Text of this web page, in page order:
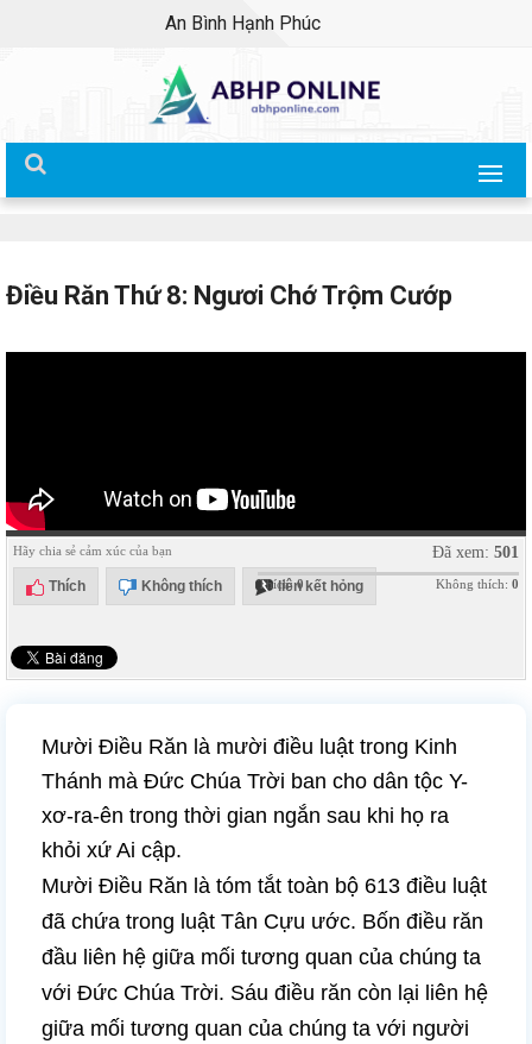
An Bình Hạnh Phúc
Điều Răn Thứ 8: Ngươi Chớ Trộm Cướp
Hãy chia sẻ cảm xúc của bạn
Thích Không thích liên kết hỏng
Đã xem: 501
Thích:0 Không thích: 0
Mười Điều Răn là mười điều luật trong Kinh
Thánh mà Đức Chúa Trời ban cho dân tộc Y-
xơ-ra-ên trong thời gian ngắn sau khi họ ra
khỏi xứ Ai cập.
Mười Điều Răn là tóm tắt toàn bộ 613 điều luật
đã chứa trong luật Tân Cựu ước. Bốn điều răn
đầu liên hệ giữa mối tương quan của chúng ta
với Đức Chúa Trời. Sáu điều răn còn lại liên hệ
giữa mối tương quan của chúng ta với người